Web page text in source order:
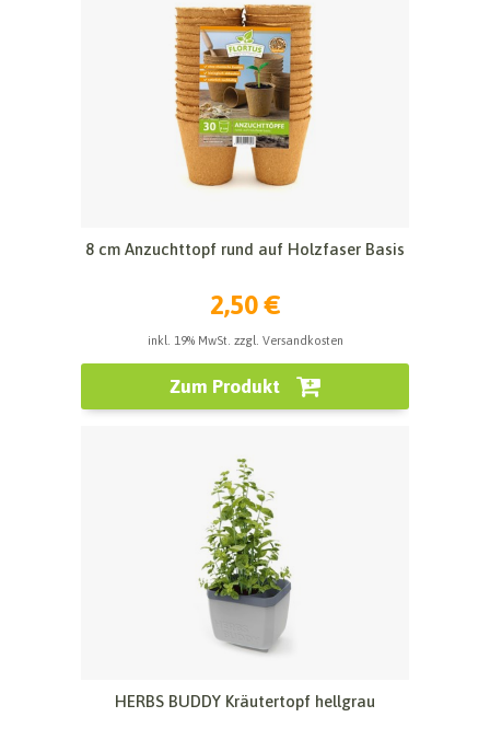
8 cm Anzuchttopf rund auf Holzfaser Basis
2,50 €
inkl. 19% MwSt. zzgl. Versandkosten
Zum Produkt
HERBS BUDDY Kräutertopf hellgrau